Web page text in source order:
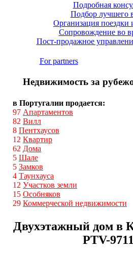
Подробная
Подбор лучшего
Организация поездки
Сопровождение во
Пост-продажное
For partners
Недвижимость за
в Португалии продается:
97 Апартаментов
82 Вилл
8 Пентхаусов
12 Квартир
62 Дома
5 Шале
5 Замков
4 Таунхауса
12 Участков земли
15 Особняков
29 Коммерческой недвижимости
Двухэтажный дом в
PTV-